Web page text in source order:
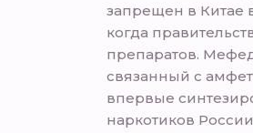
запрещен в Китае
когда
препаратов.
связанный с
впервые
наркотиков